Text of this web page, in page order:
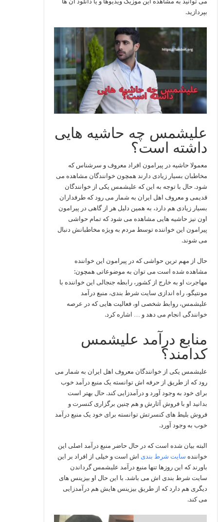
بپردازید.
علیشمس چه حاشیه هایی
داشته است؟
معمولا حاشیه در پیرامون افراد معروف و سرشناس که
مخاطبان بسیار زیادی دارند همچون خوانندگان مشاهده می‌
شود. حال با توجه به این که علیشمس یکی از خوانندگان
قدیمی و معروف اهل ایران به شمار می‌ رود که طرفداران
بسیار زیادی هم دارد، به همین دلیل هر از گاهی در پیرامون
اون نیز حاشیه‌ هایی مشاهده می‌ شود که تمام حواشی
پیرامون این خواننده توسط مردم به ویژه مخاطبانش دنبال
می‌ شوند.
حال از مهم ترین حواشی که در پیرامون این خواننده
مشاهده شده است می‌ توان به موضوعاتی همچون:
مهاجرت او به خارج از کشور، رابطه جنجالی این خواننده با
مونتیگو، راه اندازی سایت شرط بندی، منبع درآمد
علیشمس، روابط شخصی او، فعالیت هایی که در عرصه
خوانندگی انجام می‌ دهد و … اشاره کرد.
منابع درآمد علیشمس
کدامند؟
علیشمس یکی از خوانندگان معروف اهل ایران به شمار می‌
رود که از طریق از حرفه اش توانسته یک منبع درآمد خوب
برای خود به وجود آورد و درآمدزایی کند. حال بهتر است
بدانید او با فروش آثارش و هم چنین برگزاری کنسرت‌ و
فروش بلیط های کنسرتش توانسته برای خود یک منبع درآمد
خوب به وجود آورد.
البته بیان شده است که در حال حاضر منبع درآمد اصلی این
خواننده سایت شرط بندی اش است و خیلی از افراد بر این
باورند که این روزها تنها منبع درآمد علیشمس گرداندن
سایت شرط بندی اش می باشد. با این حال او بیزینس های
دیگری هم دارد که از طریق بیزینس هایش هم درآمدزایی
می کند.